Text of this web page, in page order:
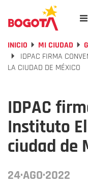
INICIO MI CIUDAD
IDPAC FIRMA
LA CIUDAD DE MÉXICO
IDPAC
Instituto
ciudad de
24·AGO·2022